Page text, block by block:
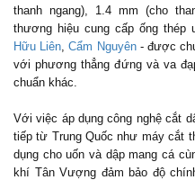
thanh ngang), 1.4 mm (cho
thương hiệu cung cấp ống thép
Hữu Liên,Cẩm Nguyên- được
với phương thẳng đứng và va
chuẩn khác.
Với việc áp dụng công nghệ cắt
tiếp từ Trung Quốc như máy cắt
dụng cho uốn và dập mang cá
khí Tân Vượng đảm bảo độ